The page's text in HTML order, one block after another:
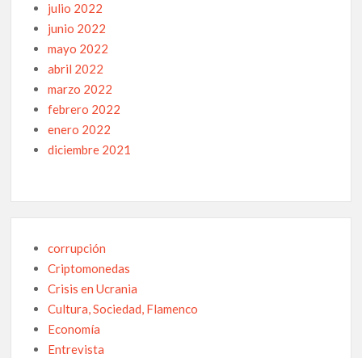
julio 2022
junio 2022
mayo 2022
abril 2022
marzo 2022
febrero 2022
enero 2022
diciembre 2021
corrupción
Criptomonedas
Crisis en Ucrania
Cultura, Sociedad, Flamenco
Economía
Entrevista